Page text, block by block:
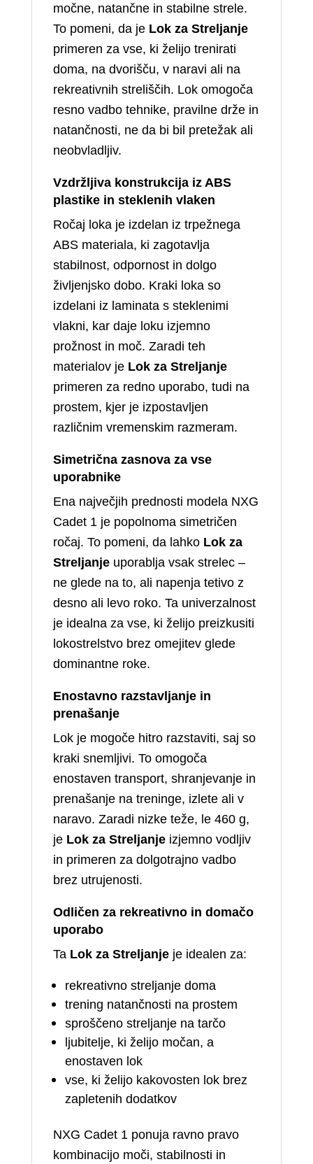
močne, natančne in stabilne strele.
To pomeni, da je Lok za Streljanje
primeren za vse, ki želijo trenirati
doma, na dvorišču, v naravi ali na
rekreativnih streliščih. Lok omogoča
resno vadbo tehnike, pravilne drže in
natančnosti, ne da bi bil pretežak ali
neobvladljiv.
Vzdržljiva konstrukcija iz ABS
plastike in steklenih vlaken
Ročaj loka je izdelan iz trpežnega
ABS materiala, ki zagotavlja
stabilnost, odpornost in dolgo
življenjsko dobo. Kraki loka so
izdelani iz laminata s steklenimi
vlakni, kar daje loku izjemno
prožnost in moč. Zaradi teh
materialov je Lok za Streljanje
primeren za redno uporabo, tudi na
prostem, kjer je izpostavljen
različnim vremenskim razmeram.
Simetrična zasnova za vse
uporabnike
Ena največjih prednosti modela NXG
Cadet 1 je popolnoma simetričen
ročaj. To pomeni, da lahko Lok za
Streljanjeuporablja vsak strelec –
ne glede na to, ali napenja tetivo z
desno ali levo roko. Ta univerzalnost
je idealna za vse, ki želijo preizkusiti
lokostrelstvo brez omejitev glede
dominantne roke.
Enostavno razstavljanje in
prenašanje
Lok je mogoče hitro razstaviti, saj so
kraki snemljivi. To omogoča
enostaven transport, shranjevanje in
prenašanje na treninge, izlete ali v
naravo. Zaradi nizke teže, le 460 g,
je Lok za Streljanjeizjemno vodljiv
in primeren za dolgotrajno vadbo
brez utrujenosti.
Odličen za rekreativno in domačo
uporabo
Ta Lok za Streljanjeje idealen za:
rekreativno streljanje doma
trening natančnosti na prostem
sproščeno streljanje na tarčo
ljubitelje, ki želijo močan, a
enostaven lok
vse, ki želijo kakovosten lok brez
zapletenih dodatkov
NXG Cadet 1 ponuja ravno pravo
kombinacijo moči, stabilnosti in